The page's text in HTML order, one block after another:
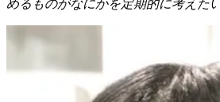
めるものがなにかを定期的に考えた